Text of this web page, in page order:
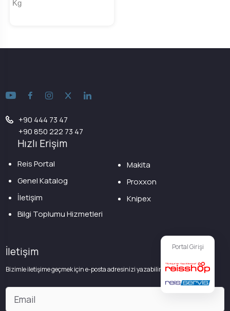
Kg
Portal Girişi
+90 444 73 47
+90 850 222 73 47
Hızlı Erişim
Reis Portal
Genel Katalog
İletişim
Bilgi Toplumu Hizmetleri
Makita
Proxxon
Knipex
İletişim
Bizimle iletişime geçmek için e-posta adresinizi yazabilirsiniz